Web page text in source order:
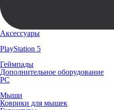
Аксессуары
PlayStation 5
Геймпады
Дополнительное оборудование
PC
Мыши
Коврики для мышек